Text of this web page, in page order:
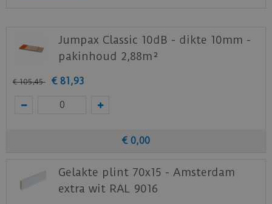
Alle Ambiant vloeren zijn voorzien van een
geïntegreerde ondervloerdie in staat is om
overbruggen.
Download
de leg- en onderhoudsinstructie.
de acclimatiseer instructie.
Ambiant PVC vloeren.
Staal aanvragen
Jumpax Classic 10dB - dikte 10mm -
pakinhoud 2,88m²
€ 105,45 € 81,93
€ 0,00
Gelakte plint 70x15 - Amsterdam
extra wit RAL 9016